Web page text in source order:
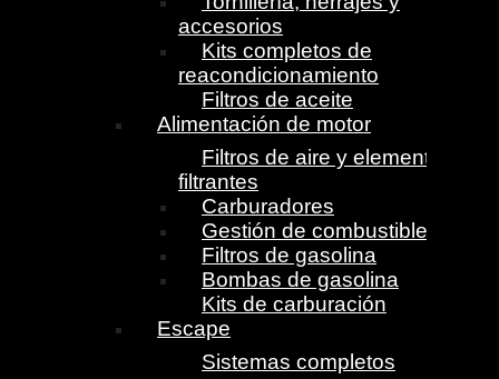
accesorios
Kits completos de
reacondicionamiento
Filtros de aceite
Alimentación de motor
Filtros de aire y elementos
filtrantes
Carburadores
Gestión de combustible
Filtros de gasolina
Bombas de gasolina
Kits de carburación
Escape
Sistemas completos